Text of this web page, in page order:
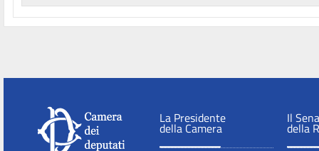
La Presidente
della Camera
Il
della